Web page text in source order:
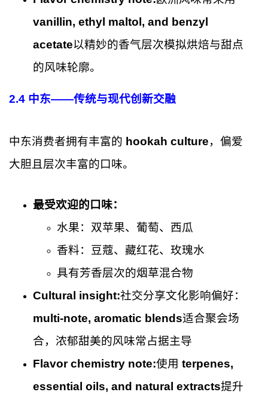
vanillin, ethyl maltol, and benzyl
acetate以精妙的香气层次模拟烘焙与甜点
的风味轮廓。
2.4 中东——传统与现代创新交融
中东消费者拥有丰富的 hookah culture，偏爱
大胆且层次丰富的口味。
最受欢迎的口味：
水果：双苹果、葡萄、西瓜
香料：豆蔻、藏红花、玫瑰水
具有芳香层次的烟草混合物
Cultural insight:社交分享文化影响偏好：
multi-note, aromatic blends适合聚会场
合，浓郁甜美的风味常占据主导
Flavor chemistry note:使用 terpenes,
essential oils, and natural extracts提升